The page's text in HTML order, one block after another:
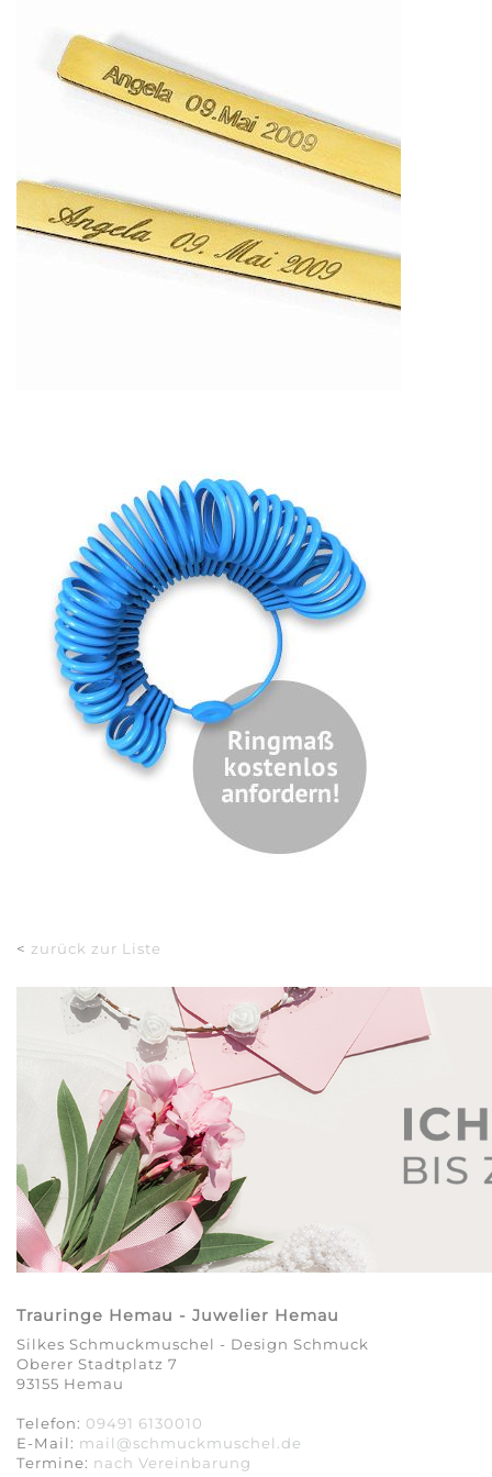
< zurück zur Liste
Trauringe Hemau - Juwelier Hemau
Silkes Schmuckmuschel - Design Schmuck
Oberer Stadtplatz 7
93155 Hemau
Telefon: 09491 6130010
E-Mail: mail@schmuckmuschel.de
Termine: nach Vereinbarung​​​​​​​